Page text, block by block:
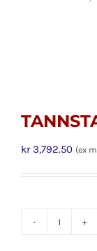
kr3,792.50 (ex